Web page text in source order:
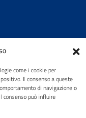
come i cookie per
Il consenso a queste
di navigazione o
consenso può influire